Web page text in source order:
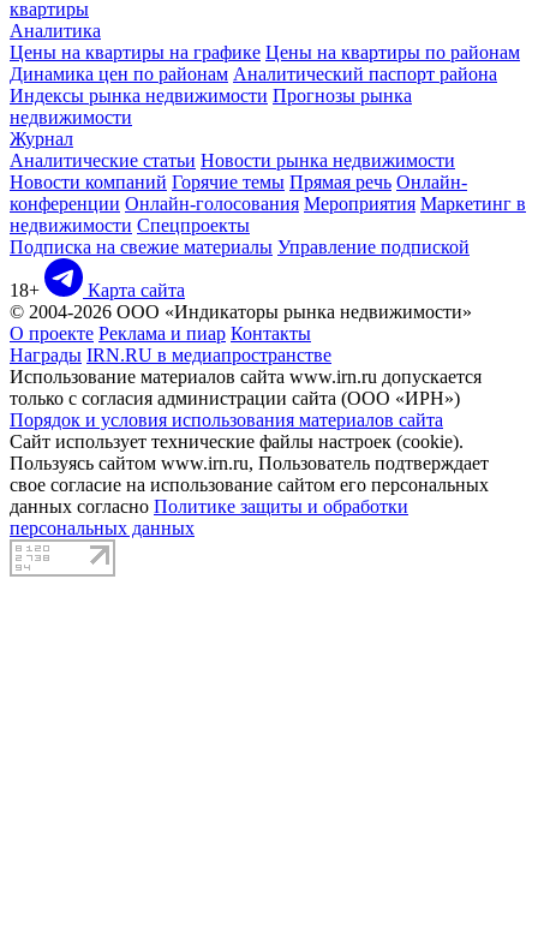
квартиры
Аналитика
Цены на квартиры на графике Цены на квартиры по районам
Динамика цен по районам Аналитический паспорт района
Индексы рынка недвижимости Прогнозы рынка
недвижимости
Журнал
Аналитические статьи Новости рынка недвижимости
Новости компаний Горячие темы Прямая речь Онлайн-
конференции Онлайн-голосования Мероприятия Маркетинг в
недвижимости Спецпроекты
Подписка на свежие материалы Управление подпиской
18+
Карта сайта
© 2004-2026 ООО «Индикаторы рынка недвижимости»
О проекте Реклама и пиар Контакты
Награды IRN.RU в медиапространстве
Использование материалов сайта www.irn.ru допускается
только с согласия администрации сайта (ООО «ИРН»)
Порядок и условия использования материалов сайта
Сайт использует технические файлы настроек (cookie).
Пользуясь сайтом www.irn.ru, Пользователь подтверждает
свое согласие на использование сайтом его персональных
данных согласно Политике защиты и обработки
персональных данных